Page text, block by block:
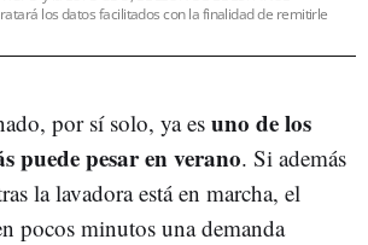
tratará los datos facilitados con la finalidad de remitirle
por sí solo, ya es uno de los
puede pesar en verano. Si además
la lavadora está en marcha, el
pocos minutos una demanda